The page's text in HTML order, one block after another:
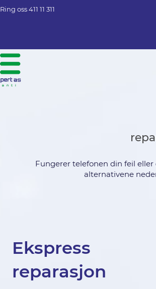
Ring oss 411 11 311
Fungerer telefonen din feil
alternativene
Ekspress
reparasjon